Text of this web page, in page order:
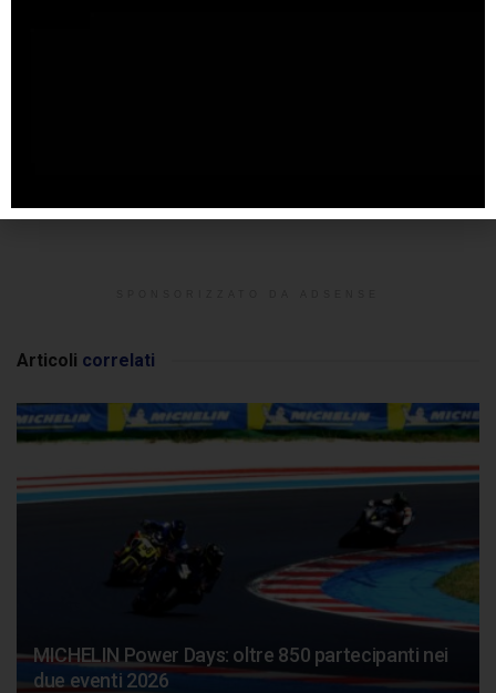
Articoli correlati
MICHELIN Power Days: oltre 850 partecipanti nei
due eventi 2026